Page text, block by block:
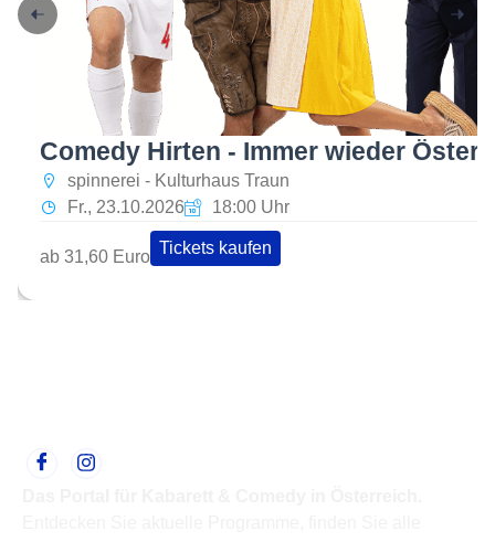
Comedy Hirten - Immer wieder
spinnerei - Kulturhaus Traun
Fr., 23.10.2026
18:00 Uhr
ab 31,60 Euro Tickets kaufen